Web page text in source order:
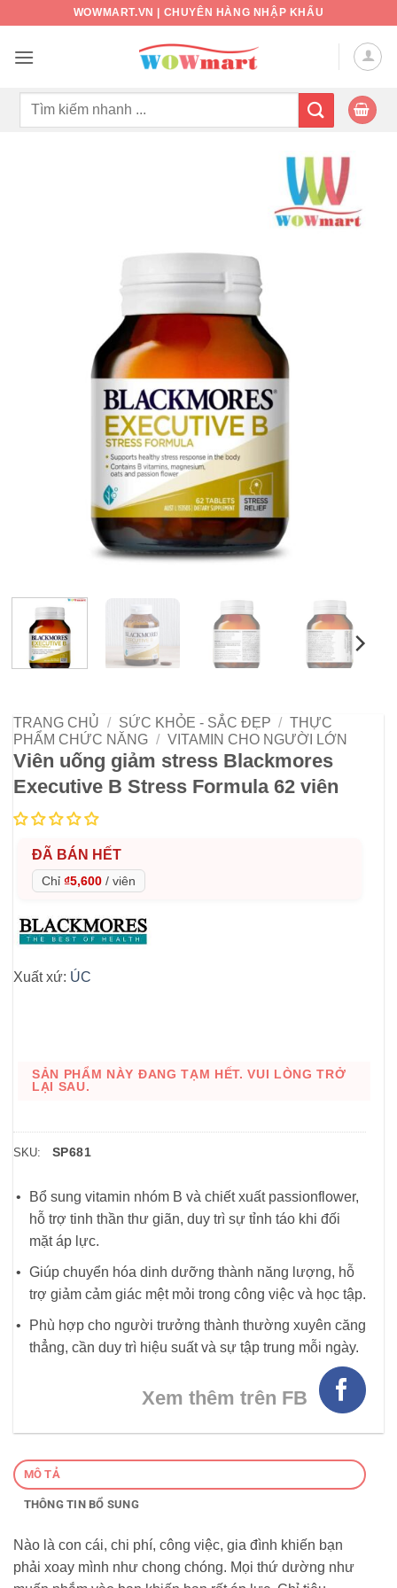
nội
WOWMART.VN | CHUYÊN HÀNG NHẬP KHẨU
Tìm
TRANG CHỦ / SỨC KHỎE - SẮC ĐẸP / THỰC
PHẨM CHỨC NĂNG / VITAMIN CHO NGƯỜI LỚN
Viên uống giảm stress Blackmores
Executive B Stress Formula 62 viên
ĐÃ BÁN HẾT
Chỉ ₫5,600 / viên
Xuất xứ: ÚC
SẢN PHẨM NÀY ĐANG TẠM HẾT. VUI LÒNG TRỞ
LẠI SAU.
SKU: SP681
Bổ sung vitamin nhóm B và chiết xuất passionflower,
hỗ trợ tinh thần thư giãn, duy trì sự tỉnh táo khi đối
mặt áp lực.
Giúp chuyển hóa dinh dưỡng thành năng lượng, hỗ
trợ giảm cảm giác mệt mỏi trong công việc và học tập.
Phù hợp cho người trưởng thành thường xuyên căng
thẳng, cần duy trì hiệu suất và sự tập trung mỗi ngày.
Xem thêm trên FB
MÔ TẢ
THÔNG TIN BỔ SUNG
Nào là con cái, chi phí, công việc, gia đình khiến bạn
phải xoay mình như chong chóng. Mọi thứ dường như